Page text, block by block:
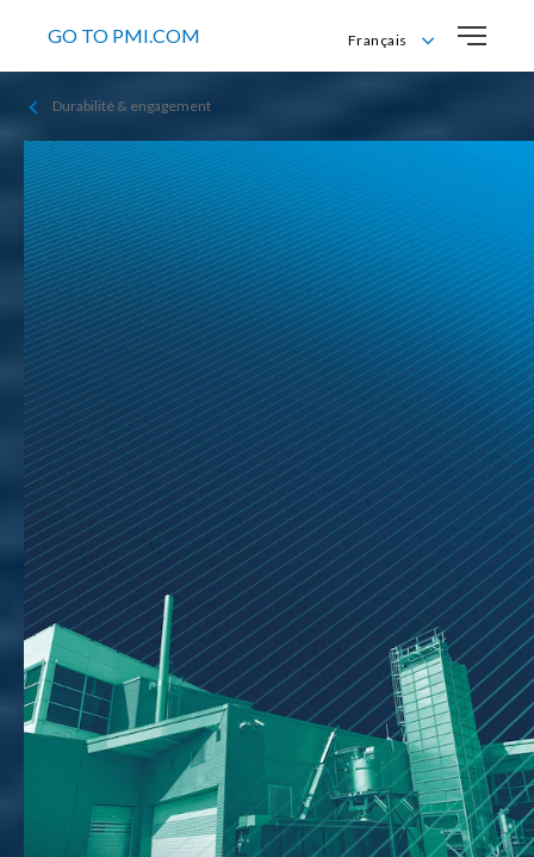
GO TO PMI.COM
Français
Français
Durabilité & engagement
Comment créer une
usine neutre
en carbone?
Découvrez, à travers le prisme de
la transformation
d'une usine, le parcours de Philip
Morris International
et sa réflexion pour atteindre la
neutralité climatique.